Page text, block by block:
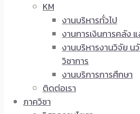
KM
งานบริหารทั่วไป
งานการเงินการคลัง
งานบริหารงานวิจัย น
วิชาการ
งานบริการการศึกษา
ติดต่อเรา
ภาควิชา